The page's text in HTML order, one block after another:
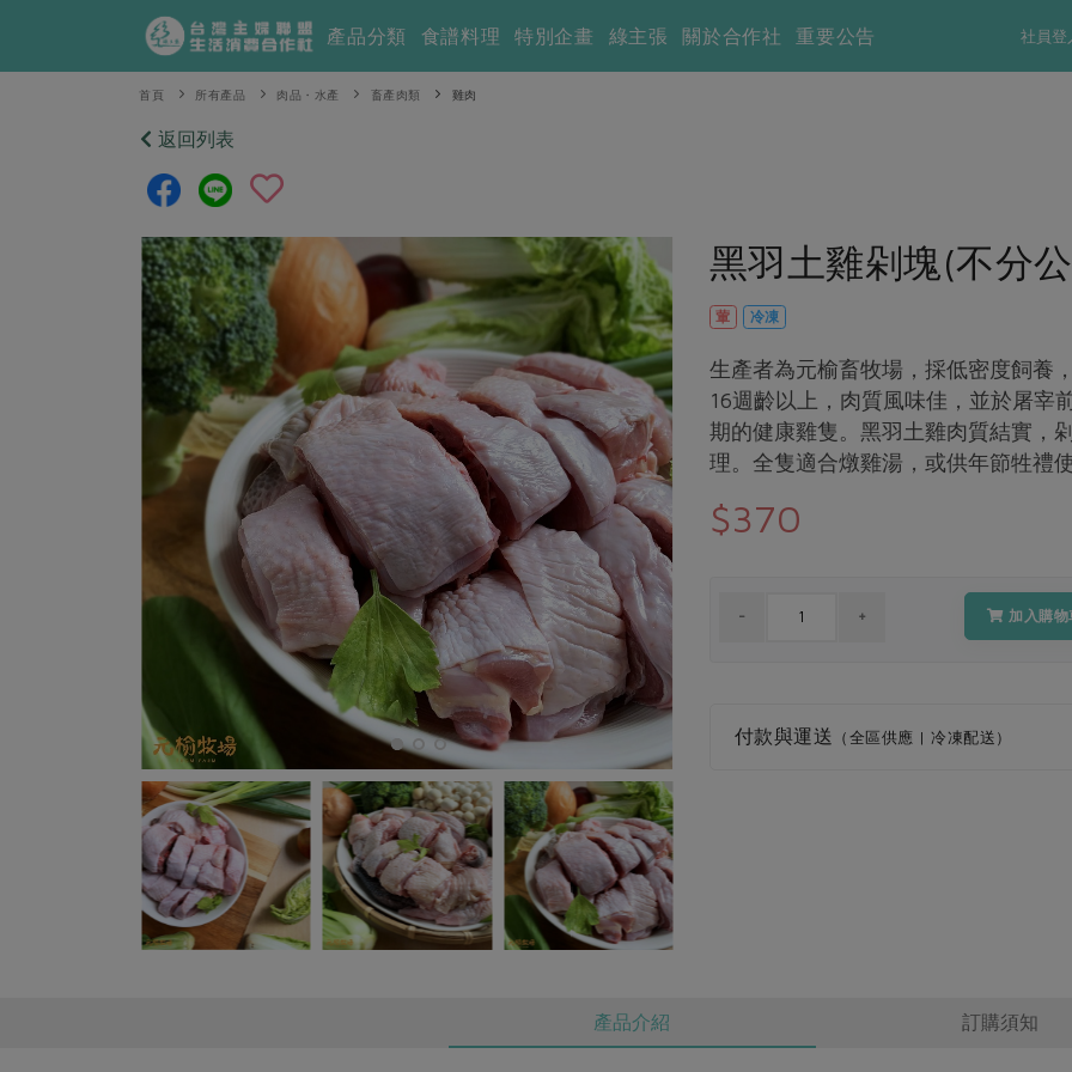
社員登
產品分類 食譜料理 特別企畫 綠主張 關於合作社 重要公告
首頁 所有產品 肉品・水產 畜產肉類 雞肉
返回列表
黑羽土雞剁塊(不分
葷 冷凍
生產者為元榆畜牧場，採低密度飼養
16週齡以上，肉質風味佳，並於屠宰
期的健康雞隻。黑羽土雞肉質結實，
理。全隻適合燉雞湯，或供年節牲禮
$370
加入購物
付款與運送 （全區供應 | 冷凍配送）
產品介紹 訂購須知